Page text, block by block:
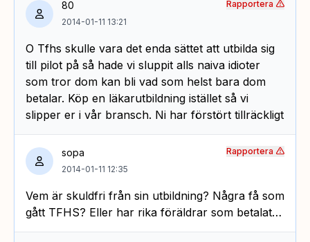
80
2014-01-11 13:21
O Tfhs skulle vara det enda sättet att utbilda sig
till pilot på så hade vi sluppit alls naiva idioter
som tror dom kan bli vad som helst bara dom
betalar. Köp en läkarutbildning istället så vi
slipper er i vår bransch. Ni har förstört tillräckligt
Rapportera
sopa
2014-01-11 12:35
Vem är skuldfri från sin utbildning? Några få som
gått TFHS? Eller har rika föräldrar som betalat…
Rapportera